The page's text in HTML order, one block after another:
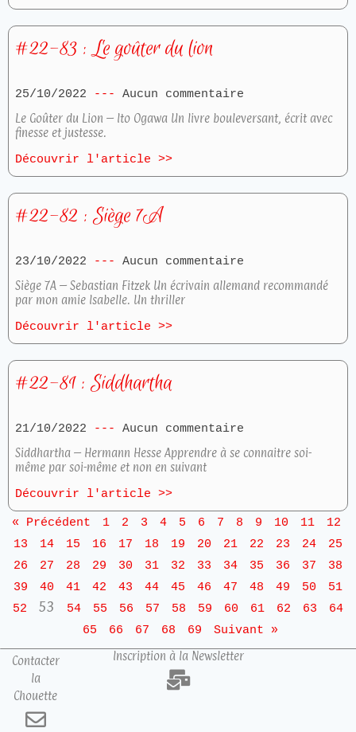
#22-83 : Le goûter du lion
25/10/2022
Aucun commentaire
Le Goûter du Lion – Ito Ogawa Un livre bouleversant, écrit avec
finesse et justesse.
Découvrir l'article >>
#22-82 : Siège 7A
23/10/2022
Aucun commentaire
Siège 7A – Sebastian Fitzek Un écrivain allemand recommandé
par mon amie Isabelle. Un thriller
Découvrir l'article >>
#22-81 : Siddhartha
21/10/2022
Aucun commentaire
Siddhartha – Hermann Hesse Apprendre à se connaitre soi-
même par soi-même et non en suivant
Découvrir l'article >>
« Précédent 1 2 3 4 5 6 7 8 9 10 11
12
13
14 15 16 17 18 19 20 21 22 23 24
25
26
27 28 29 30 31 32 33 34 35 36 37
38
39
40 41 42 43 44 45 46 47 48 49 50
51
52
53 54 55 56 57 58 59 60 61 62 63
64
65
66 67 68 69 Suivant »
Contacter
la
Chouette
Inscription à la Newsletter